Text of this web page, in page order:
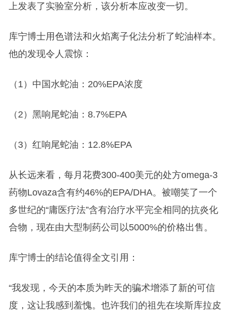
上发表了实验室分析，该分析本应改变一切。
库宁博士用色谱法和火焰离子化法分析了蛇油样本。
他的发现令人震惊：
（1）中国水蛇油：20%EPA浓度
（2）黑响尾蛇油：8.7%EPA
（3）红响尾蛇油：12.8%EPA
从长远来看，每月花费300-400美元的处方omega-3
药物Lovaza含有约46%的EPA/DHA。被嘲笑了一个
多世纪的“庸医疗法”含有治疗水平完全相同的抗炎化
合物，现在由大型制药公司以5000%的价格出售。
库宁博士的结论值得全文引用：
“我发现，今天的本质为昨天的骗术增添了新的可信
度，这让我感到羞愧。也许我们的祖先在埃斯库拉皮